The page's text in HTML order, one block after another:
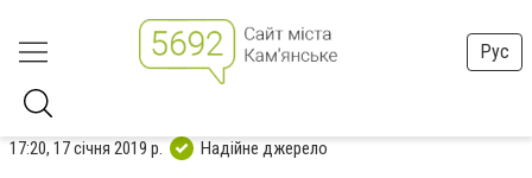
Рус
17:20, 17 січня 2019 р. Надійне джерело